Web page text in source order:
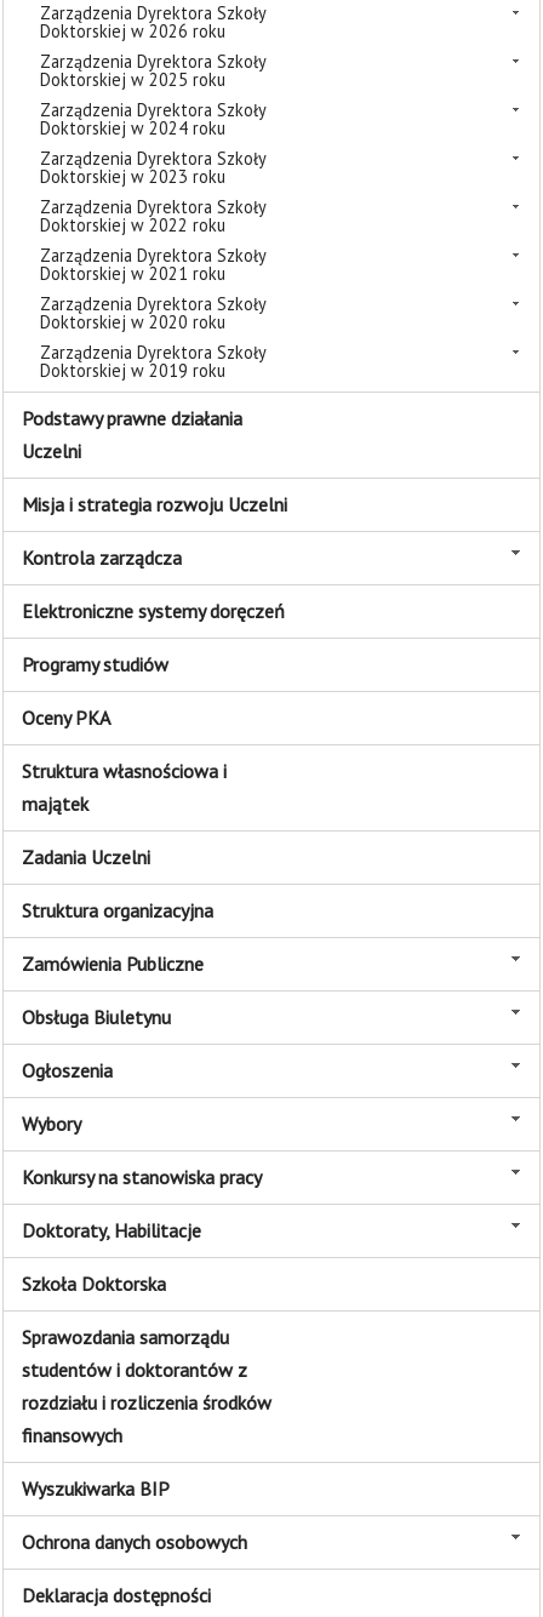
Zarządzenia Dyrektora Szkoły
Doktorskiej w 2026 roku
Zarządzenia Dyrektora Szkoły
Doktorskiej w 2025 roku
Zarządzenia Dyrektora Szkoły
Doktorskiej w 2024 roku
Zarządzenia Dyrektora Szkoły
Doktorskiej w 2023 roku
Zarządzenia Dyrektora Szkoły
Doktorskiej w 2022 roku
Zarządzenia Dyrektora Szkoły
Doktorskiej w 2021 roku
Zarządzenia Dyrektora Szkoły
Doktorskiej w 2020 roku
Zarządzenia Dyrektora Szkoły
Doktorskiej w 2019 roku
Podstawy prawne działania
Uczelni
Misja i strategia rozwoju Uczelni
Kontrola zarządcza
Elektroniczne systemy doręczeń
Programy studiów
Oceny PKA
Struktura własnościowa i
majątek
Zadania Uczelni
Struktura organizacyjna
Zamówienia Publiczne
Obsługa Biuletynu
Ogłoszenia
Wybory
Konkursy na stanowiska pracy
Doktoraty, Habilitacje
Szkoła Doktorska
Sprawozdania samorządu
studentów i doktorantów z
rozdziału i rozliczenia środków
finansowych
Wyszukiwarka BIP
Ochrona danych osobowych
Deklaracja dostępności